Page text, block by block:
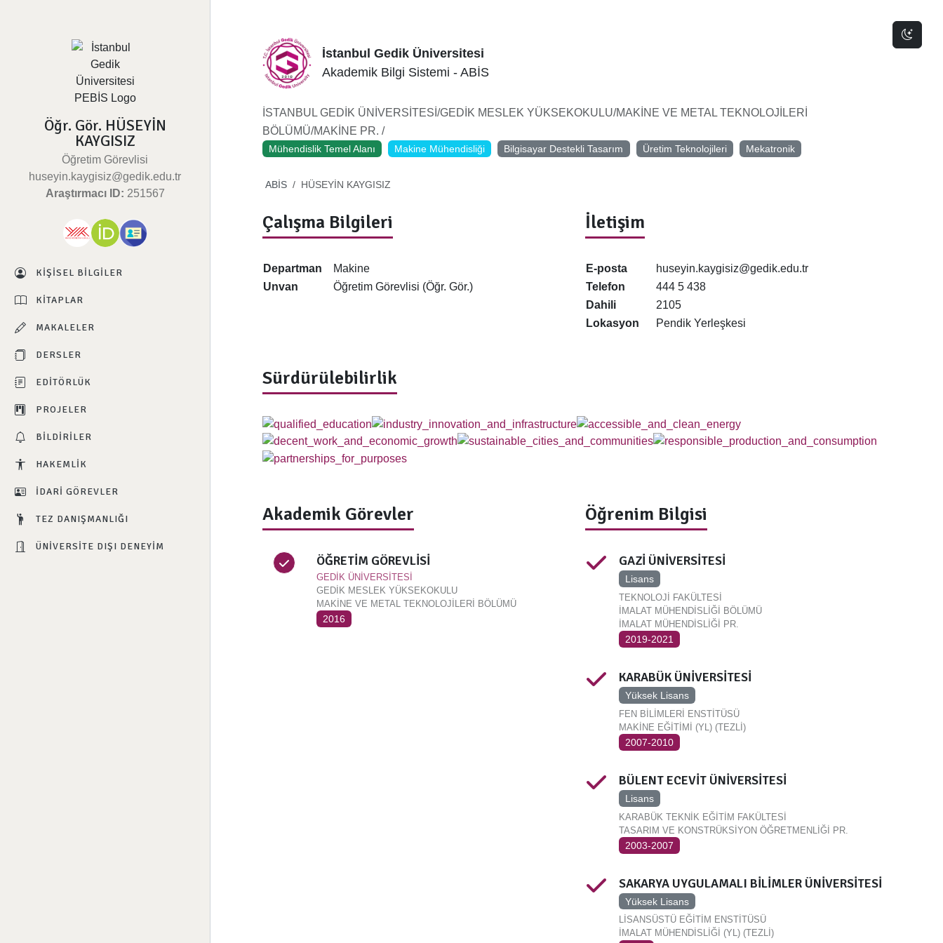
Dark
Öğr. Gör. HÜSEYİN
KAYGISIZ
Öğretim Görevlisi
huseyin.kaygisiz@gedik.edu.tr
Araştırmacı ID: 251567
KIŞISEL BILGILER
KITAPLAR
MAKALELER
DERSLER
EDITÖRLÜK
PROJELER
BILDIRILER
HAKEMLIK
İDARI GÖREVLER
TEZ DANIŞMANLIĞI
ÜNIVERSITE DIŞI DENEYIM
İstanbul Gedik Üniversitesi
Akademik Bilgi Sistemi - ABİS
İSTANBUL GEDİK ÜNİVERSİTESİ/GEDİK MESLEK YÜKSEKOKULU/MAKİNE VE METAL TEKNOLOJİLERİ
BÖLÜMÜ/MAKİNE PR. /
Mühendislik Temel Alanı Makine Mühendisliği Bilgisayar Destekli Tasarım Üretim Teknolojileri Mekatronik
ABİS HÜSEYİN KAYGISIZ
Çalışma Bilgileri
Departman
Makine
Unvan
Öğretim Görevlisi (Öğr. Gör.)
İletişim
E-posta
huseyin.kaygisiz@gedik.edu.tr
Telefon
444 5 438
Dahili
2105
Lokasyon
Pendik Yerleşkesi
Sürdürülebilirlik
Akademik Görevler
ÖĞRETİM GÖREVLİSİ
GEDİK ÜNİVERSİTESİ
GEDİK MESLEK YÜKSEKOKULU
MAKİNE VE METAL TEKNOLOJİLERİ BÖLÜMÜ
2016
Öğrenim Bilgisi
GAZİ ÜNİVERSİTESİ
Lisans
TEKNOLOJİ FAKÜLTESİ
İMALAT MÜHENDİSLİĞİ BÖLÜMÜ
İMALAT MÜHENDİSLİĞİ PR.
2019-2021
KARABÜK ÜNİVERSİTESİ
Yüksek Lisans
FEN BİLİMLERİ ENSTİTÜSÜ
MAKİNE EĞİTİMİ (YL) (TEZLİ)
2007-2010
BÜLENT ECEVİT ÜNİVERSİTESİ
Lisans
KARABÜK TEKNİK EĞİTİM FAKÜLTESİ
TASARIM VE KONSTRÜKSİYON ÖĞRETMENLİĞİ PR.
2003-2007
SAKARYA UYGULAMALI BİLİMLER ÜNİVERSİTESİ
Yüksek Lisans
LİSANSÜSTÜ EĞİTİM ENSTİTÜSÜ
İMALAT MÜHENDİSLİĞİ (YL) (TEZLİ)